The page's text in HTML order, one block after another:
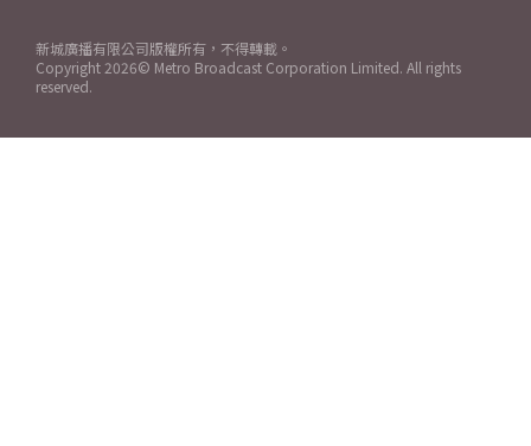
新城廣播有限公司版權所有，不得轉載。
Copyright 2026© Metro Broadcast Corporation Limited. All rights
reserved.